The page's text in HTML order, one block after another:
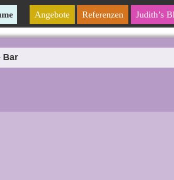
Angebote Referenzen Judith’s
Bar